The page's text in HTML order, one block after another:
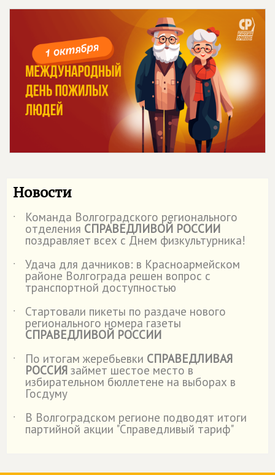
Новости
˙ Команда Волгоградского регионального
отделения СПРАВЕДЛИВОЙ РОССИИ
поздравляет всех с Днем физкультурника!
˙
Удача для дачников: в Красноармейском
районе Волгограда решен вопрос с
транспортной доступностью
˙
Стартовали пикеты по раздаче нового
регионального номера газеты
СПРАВЕДЛИВОЙ РОССИИ
˙
По итогам жеребьевки СПРАВЕДЛИВАЯ
РОССИЯ займет шестое место в
избирательном бюллетене на выборах в
Госдуму
˙
В Волгоградском регионе подводят итоги
партийной акции "Справедливый тариф"